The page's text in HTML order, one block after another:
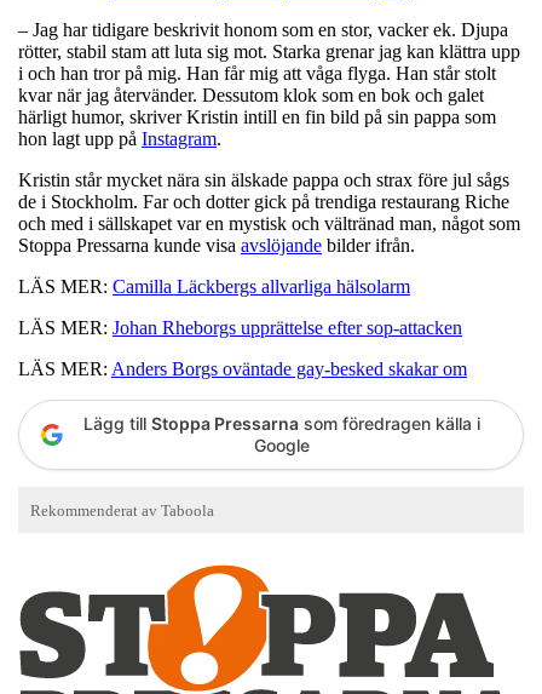
– Jag har tidigare beskrivit honom som en stor, vacker ek. Djupa
rötter, stabil stam att luta sig mot. Starka grenar jag kan klättra upp
i och han tror på mig. Han får mig att våga flyga. Han står stolt
kvar när jag återvänder. Dessutom klok som en bok och galet
härligt humor, skriver Kristin intill en fin bild på sin pappa som
hon lagt upp på Instagram.
Kristin står mycket nära sin älskade pappa och strax före jul sågs
de i Stockholm. Far och dotter gick på trendiga restaurang Riche
och med i sällskapet var en mystisk och vältränad man, något som
Stoppa Pressarna kunde visa avslöjande bilder ifrån.
LÄS MER: Camilla Läckbergs allvarliga hälsolarm
LÄS MER: Johan Rheborgs upprättelse efter sop-attacken
LÄS MER: Anders Borgs oväntade gay-besked skakar om
Lägg till Stoppa Pressarna som föredragen källa i
Google